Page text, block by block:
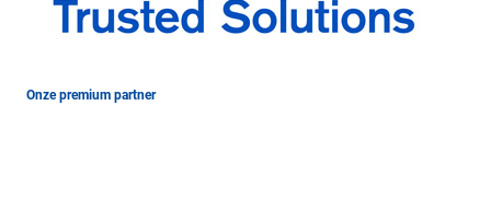
Onze premium partner